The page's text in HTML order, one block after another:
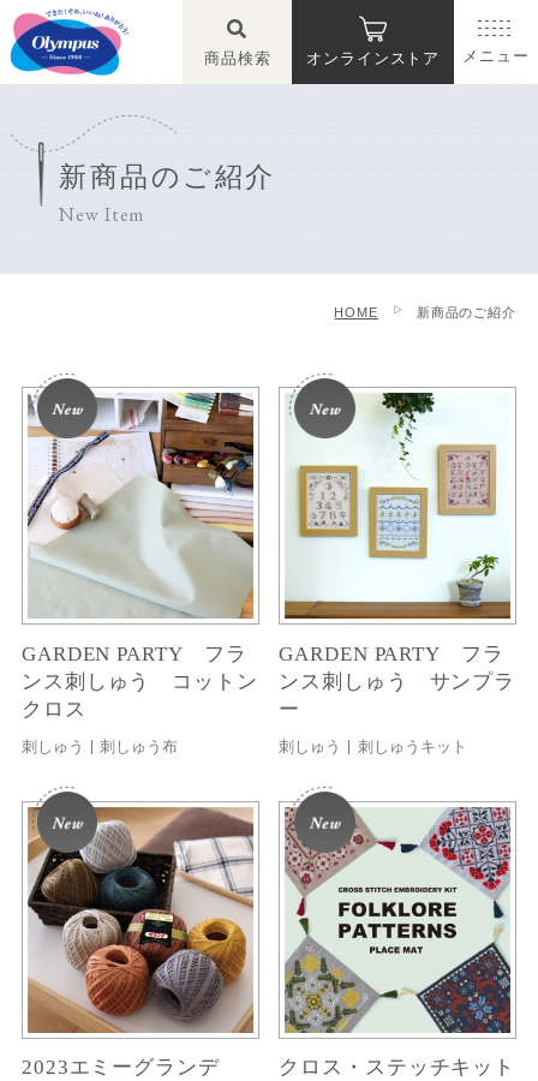
商品検索 オンラインストア メニュー
新商品のご紹介
New Item
HOME 新商品のご紹介
GARDEN PARTY フラ
ンス刺しゅう コットン
クロス
刺しゅう 刺しゅう布
GARDEN PARTY フラ
ンス刺しゅう サンプラ
ー
刺しゅう 刺しゅうキット
2023エミーグランデ
クロス・ステッチキット